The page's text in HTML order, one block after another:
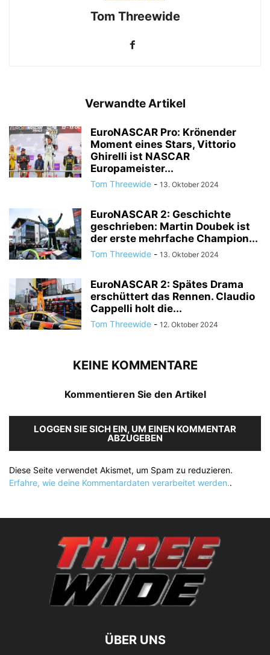
Tom Threewide
Verwandte Artikel
EuroNASCAR Pro: Krönender
Moment eines Stars, Vittorio
Ghirelli ist NASCAR
Europameister...
Tom Threewide - 13. Oktober 2024
EuroNASCAR 2: Geschichte
geschrieben: Martin Doubek ist
der erste mehrfache Champion...
Tom Threewide - 13. Oktober 2024
EuroNASCAR 2: Spätes Drama
erschüttert das Rennen. Claudio
Cappelli holt die...
Tom Threewide - 12. Oktober 2024
KEINE KOMMENTARE
Kommentieren Sie den Artikel
LOGGEN SIE SICH EIN, UM EINEN KOMMENTAR
ABZUGEBEN
Diese Seite verwendet Akismet, um Spam zu reduzieren.
Erfahre, wie deine Kommentardaten verarbeitet werden..
ÜBER UNS